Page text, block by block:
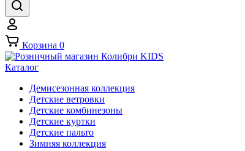
Корзина 0
Каталог
Демисезонная коллекция
Детские ветровки
Детские комбинезоны
Детские куртки
Детские пальто
Зимняя коллекция